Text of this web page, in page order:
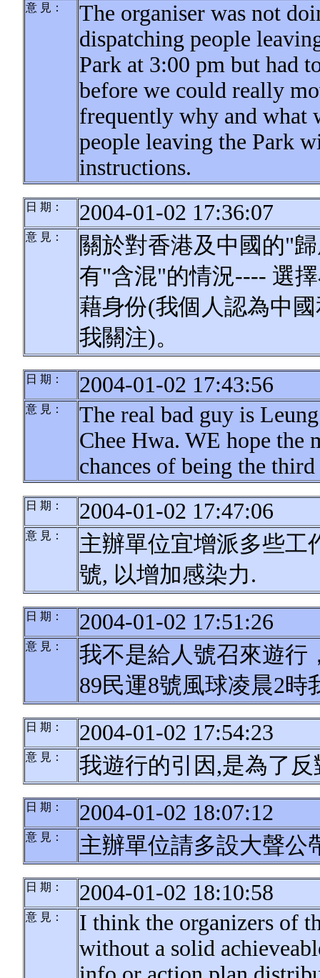
意 見：
The organiser was not
dispatching people
Park at 3:00 pm but had
before we could really
frequently why and what
people leaving the Park
instructions.
日 期： 2004-01-02 17:36:07
意 見：
關於對香港及中國的"
有"含混"的情況---- 選
藉身份(我個人認為中
我關注)。
日 期： 2004-01-02 17:43:56
意 見：
The real bad guy is
Chee Hwa. WE hope the
chances of being the
日 期： 2004-01-02 17:47:06
意 見：
主辦單位宜增派多些工
號, 以增加感染力.
日 期： 2004-01-02 17:51:26
意 見：
我不是給人號召來遊行
89民運8號風球凌晨2
日 期： 2004-01-02 17:54:23
意 見： 我遊行的引因,是為了
日 期： 2004-01-02 18:07:12
意 見： 主辦單位請多設大聲公
日 期： 2004-01-02 18:10:58
意 見：
I think the organizers of
without a solid